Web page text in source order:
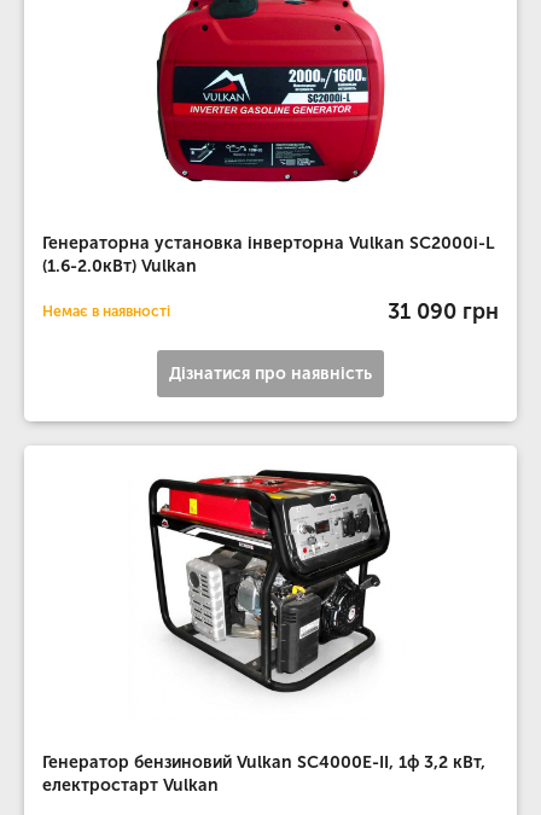
Генераторна установка інверторна Vulkan SC2000i-L
(1.6-2.0кВт) Vulkan
Немає в наявності 31 090 грн
Дізнатися про наявність
Генератор бензиновий Vulkan SC4000E-II, 1ф 3,2 кВт,
електростарт Vulkan